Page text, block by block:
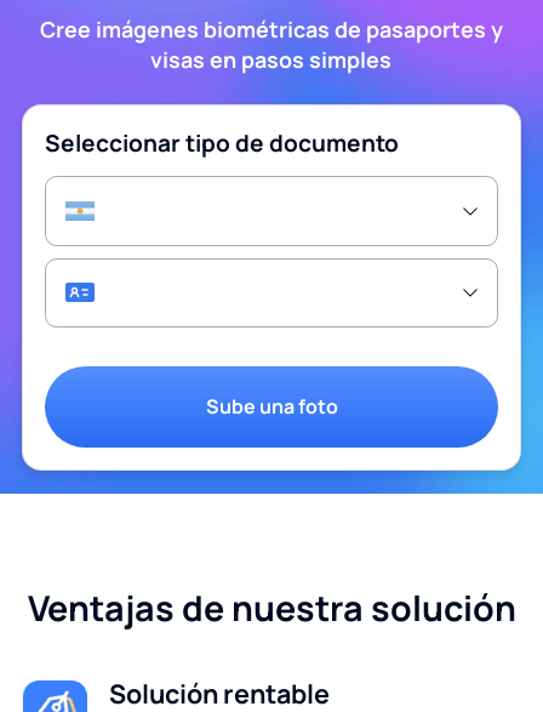
Cree imágenes biométricas de pasaportes y
visas en pasos simples
Seleccionar tipo de documento
Sube una foto
Ventajas de nuestra solución
Solución rentable